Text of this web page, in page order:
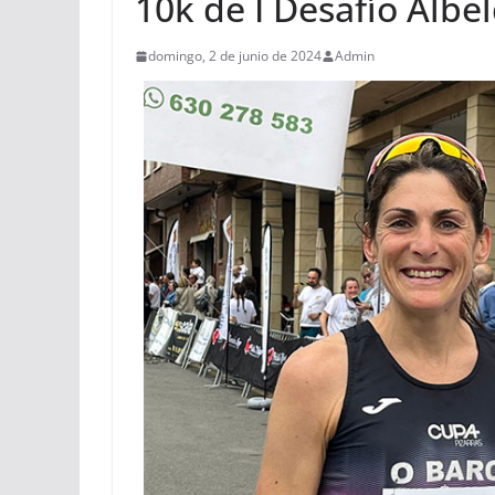
domingo, 2 de junio de 2024 Admin